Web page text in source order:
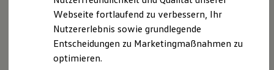
Servicetermin anfragen
Service-Vorteile bei Volkswagen Nutzfahrzeuge
ServicePlus
Economy Service
Räder & Reifen Service
Ersatzfahrzeuge
Verbraucherstreitbeilegungsgesetz (VSBG)DEr
Verkäufer/Auftragnehmer wird nicht an einem
Streitbeilegungsverfahren vor einer
Verbraucherschlichtungsstelle
im Sinne des VSBG teilnehmen und ist hierzu auch
Webseite fortlaufend zu verbessern, Ihr
Nutzererlebnis sowie grundlegende
Entscheidungen zu Marketingmaßnahmen zu
optimieren.